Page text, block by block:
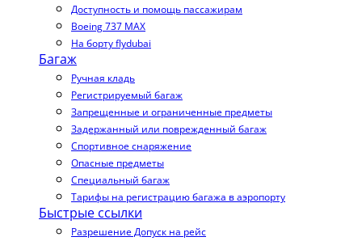
Доступность и помощь пассажирам
Boeing 737 MAX
На борту flydubai
Багаж
Ручная кладь
Регистрируемый багаж
Запрещенные и ограниченные предметы
Задержанный или поврежденный багаж
Спортивное снаряжение
Опасные предметы
Специальный багаж
Тарифы на регистрацию багажа в аэропорту
Быстрые ссылки
Разрешение Допуск на рейс